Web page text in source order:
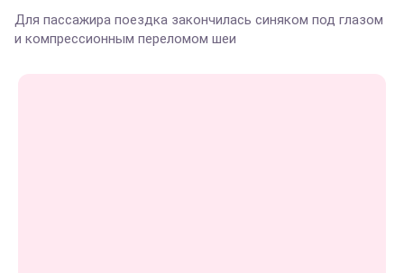
Для пассажира поездка закончилась синяком под глазом
и компрессионным переломом шеи